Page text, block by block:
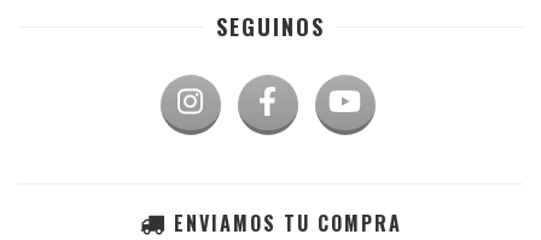
SEGUINOS
ENVIAMOS TU COMPRA